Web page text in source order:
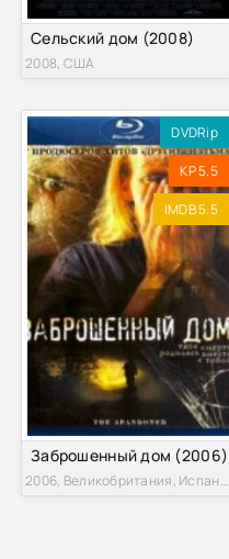
Сельский дом (2008)
2008, США
DVDRip
KP 5.5
IMDB 5.5
Заброшенный дом (2006)
2006, Великобритания, Испания, Болгария